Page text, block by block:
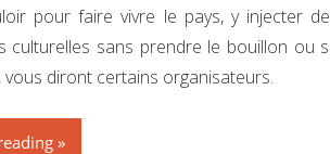
pour faire vivre le pays, y injecter
culturelles sans prendre le bouillon ou
vous diront certains organisateurs.